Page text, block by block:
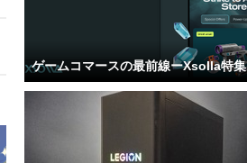
ゲームコマースの最前線ーXsolla特集